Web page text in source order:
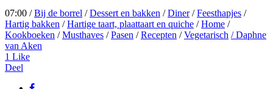
07:00 /Bij de borrel /Dessert en bakken /Diner/Feesthapjes /
Hartig bakken /Hartige taart, plaattaart en quiche /Home /
Kookboeken /Musthaves /Pasen /Recepten /Vegetarisch / Daphne
van Aken
1 Like
Deel